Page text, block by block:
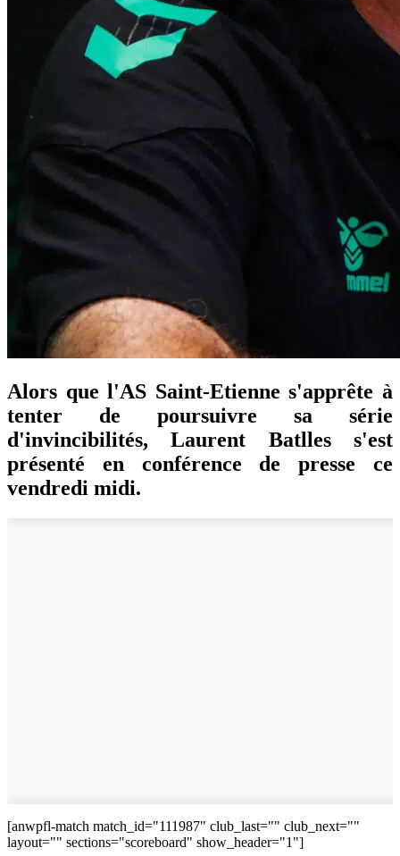
Alors que l'AS Saint-Etienne s'apprête à
tenter de poursuivre sa série
d'invincibilités, Laurent Batlles s'est
présenté en conférence de presse ce
vendredi midi.
[anwpfl-match match_id="111987" club_last="" club_next=""
layout="" sections="scoreboard" show_header="1"]